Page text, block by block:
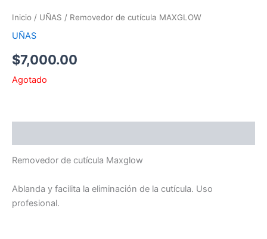
Inicio / UÑAS / Removedor de cutícula MAXGLOW
UÑAS
$7,000.00
Agotado
Removedor de cutícula Maxglow
Ablanda y facilita la eliminación de la cutícula. Uso
profesional.